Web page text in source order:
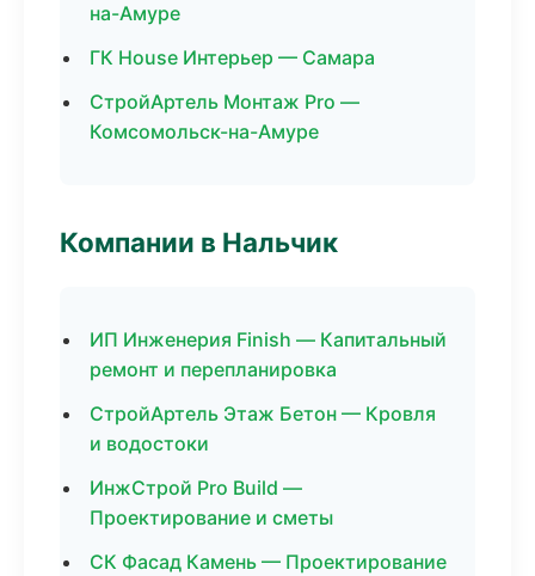
на-Амуре
ГК House Интерьер — Самара
СтройАртель Монтаж Pro —
Комсомольск-на-Амуре
Компании в Нальчик
ИП Инженерия Finish — Капитальный
ремонт и перепланировка
СтройАртель Этаж Бетон — Кровля
и водостоки
ИнжСтрой Pro Build —
Проектирование и сметы
СК Фасад Камень — Проектирование